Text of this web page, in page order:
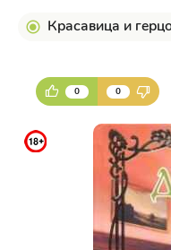
Красавица и
0 0